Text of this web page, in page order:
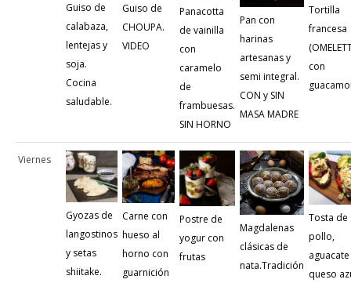
Guiso de
calabaza,
lentejas y
soja.
Cocina
saludable.
Guiso de
CHOUPA.
VIDEO
Panacotta
de vainilla
con
caramelo
de
frambuesas.
SIN HORNO
Pan con
harinas
artesanas y
semi integral.
CON y SIN
MASA MADRE
Tortilla
francesa
con
Viernes
Gyozas de
langostinos
y setas
shiitake.
Carne con
hueso al
horno con
guarnición
Postre de
yogur con
frutas
Magdalenas
clásicas de
nata.Tradición
Tosta de
pollo,
queso